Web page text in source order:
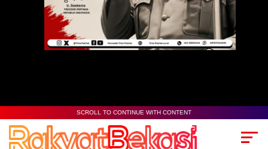
SCROLL TO CONTINUE WITH CONTENT